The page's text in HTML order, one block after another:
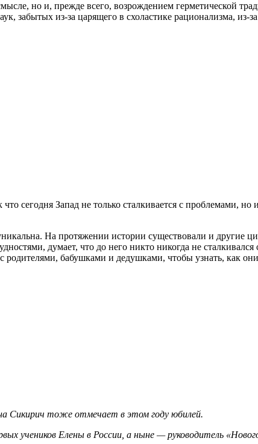
но и, прежде всего, возрождением герметической
забытых из-за царящего в схоластике рационализма, из-
сегодня Запад не только сталкивается с проблемами, но
На протяжении истории существовали и другие
думает, что до него никто никогда не
родителями, бабушками и дедушками, чтобы узнать, как
Сикирич тоже отмечает в этом году юбилей.
учеников Елены в России, а ныне — руководитель